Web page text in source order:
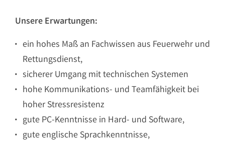
Unsere Erwartungen:
ein hohes Maß an Fachwissen aus Feuerwehr und
Rettungsdienst,
sicherer Umgang mit technischen Systemen
hohe Kommunikations- und Teamfähigkeit bei
hoher Stressresistenz
gute PC-Kenntnisse in Hard- und Software,
gute englische Sprachkenntnisse,